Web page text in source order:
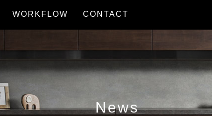
WORKFLOW CONTACT
News